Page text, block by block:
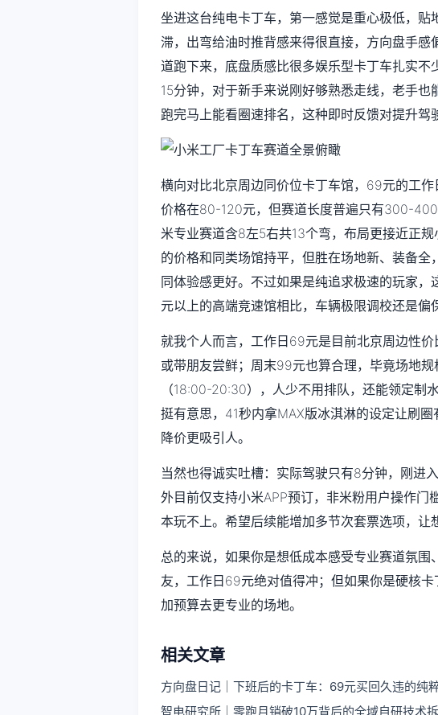
坐进这台纯电卡丁车，第一感觉是重心极低，
滞，出弯给油时推背感来得很直接，方向盘手
道跑下来，底盘质感比很多娱乐型卡丁车扎实
15分钟，对于新手来说刚好够熟悉走线，老手也
跑完马上能看圈速排名，这种即时反馈对提升驾
横向对比北京周边同价位卡丁车馆，69元的工
价格在80-120元，但赛道长度普遍只有300-
米专业赛道含8左5右共13个弯，布局更接近正
的价格和同类场馆持平，但胜在场地新、装备
同体验感更好。不过如果是纯追求极速的玩家
元以上的高端竞速馆相比，车辆极限调校还是偏
就我个人而言，工作日69元是目前北京周边性
或带朋友尝鲜；周末99元也算合理，毕竟场地
（18:00-20:30），人少不用排队，还能领定制
挺有意思，41秒内拿MAX版冰淇淋的设定让刷
降价更吸引人。
当然也得诚实吐槽：实际驾驶只有8分钟，刚进
外目前仅支持小米APP预订，非米粉用户操作门
本玩不上。希望后续能增加多节次套票选项，让
总的来说，如果你是想低成本感受专业赛道氛围
友，工作日69元绝对值得冲；但如果你是硬核
加预算去更专业的场地。
相关文章
方向盘日记｜下班后的卡丁车：69元买回久违的纯
智电研究所｜零跑月销破10万背后的全域自研技术